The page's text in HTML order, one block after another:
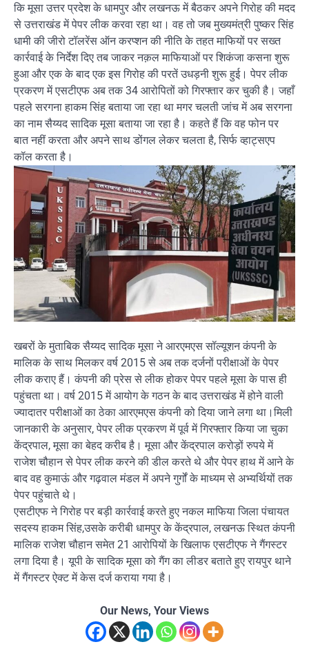
कि मूसा उत्तर प्रदेश के धामपुर और लखनऊ में बैठकर अपने गिरोह की मदद
से उत्तराखंड में पेपर लीक करवा रहा था। वह तो जब मुख्यमंत्री पुष्कर सिंह
धामी की जीरो टॉलरेंस ऑन करप्शन की नीति के तहत माफियों पर सख्त
कार्रवाई के निर्देश दिए तब जाकर नक़ल माफियाओं पर शिकंजा कसना शुरू
हुआ और एक के बाद एक इस गिरोह की परतें उधड़नी शुरू हुई। पेपर लीक
प्रकरण में एसटीएफ अब तक 34 आरोपितों को गिरफ्तार कर चुकी है। जहाँ
पहले सरगना हाकम सिंह बताया जा रहा था मगर चलती जांच में अब सरगना
का नाम सैय्यद सादिक मूसा बताया जा रहा है। कहते हैं कि वह फोन पर
बात नहीं करता और अपने साथ डोंगल लेकर चलता है, सिर्फ व्हाट्सएप
कॉल करता है।
खबरों के मुताबिक सैय्यद सादिक मूसा ने आरएमएस सॉल्यूशन कंपनी के
मालिक के साथ मिलकर वर्ष 2015 से अब तक दर्जनों परीक्षाओं के पेपर
लीक कराए हैं। कंपनी की प्रेस से लीक होकर पेपर पहले मूसा के पास ही
पहुंचता था। वर्ष 2015 में आयोग के गठन के बाद उत्तराखंड में होने वाली
ज्यादातर परीक्षाओं का ठेका आरएमएस कंपनी को दिया जाने लगा था।मिली
जानकारी के अनुसार, पेपर लीक प्रकरण में पूर्व में गिरफ्तार किया जा चुका
केंद्रपाल, मूसा का बेहद करीब है। मूसा और केंद्रपाल करोड़ों रुपये में
राजेश चौहान से पेपर लीक करने की डील करते थे और पेपर हाथ में आने के
बाद वह कुमाऊं और गढ़वाल मंडल में अपने गुर्गों के माध्यम से अभ्यर्थियों तक
पेपर पहुंचाते थे।
एसटीएफ ने गिरोह पर बड़ी कार्रवाई करते हुए नकल माफिया जिला पंचायत
सदस्य हाकम सिंह,उसके करीबी धामपुर के केंद्रपाल, लखनऊ स्थित कंपनी
मालिक राजेश चौहान समेत 21 आरोपियों के खिलाफ एसटीएफ ने गैंगस्टर
लगा दिया है। यूपी के सादिक मूसा को गैंग का लीडर बताते हुए रायपुर थाने
में गैंगस्टर ऐक्ट में केस दर्ज कराया गया है।
Our News, Your Views